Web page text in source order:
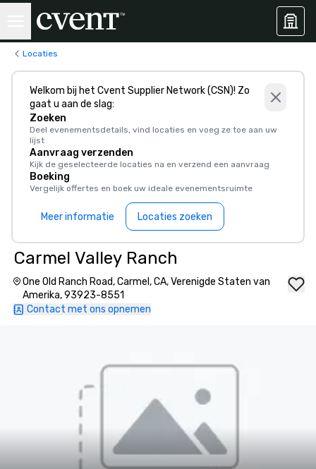
Locaties
Welkom bij het Cvent Supplier Network (CSN)! Zo
gaat u aan de slag:
Zoeken
Deel evenementsdetails, vind locaties en voeg ze toe aan uw
lijst
Aanvraag verzenden
Kijk de geselecteerde locaties na en verzend een aanvraag
Boeking
Vergelijk offertes en boek uw ideale evenementsruimte
Meer informatie Locaties zoeken
Carmel Valley Ranch
One Old Ranch Road, Carmel, CA, Verenigde Staten van
Amerika, 93923-8551
Contact met ons opnemen